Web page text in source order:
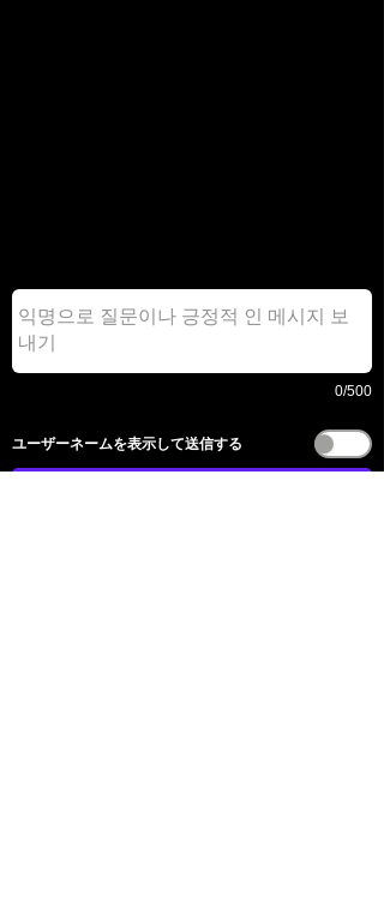
0/500
​ユーザーネームを表示して送信する